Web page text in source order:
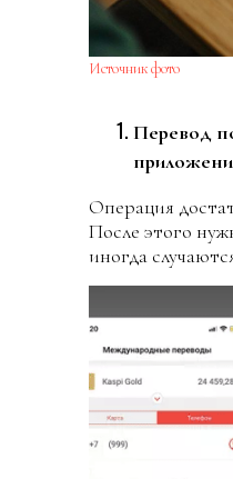
Источник фото
Перевод
Операция
После этого
иногда